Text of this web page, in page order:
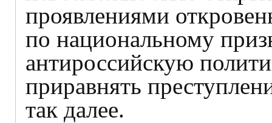
проявлениями
по национальному
антироссийскую
приравнять
так далее.